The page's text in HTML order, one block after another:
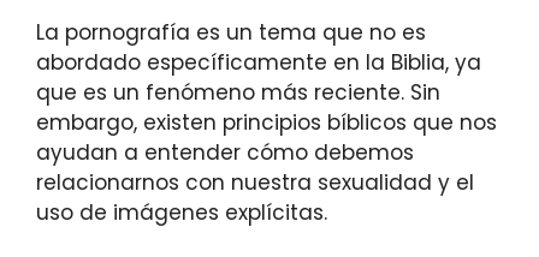
La pornografía es un tema que no es
abordado específicamente en la Biblia, ya
que es un fenómeno más reciente. Sin
embargo, existen principios bíblicos que nos
ayudan a entender cómo debemos
relacionarnos con nuestra sexualidad y el
uso de imágenes explícitas.